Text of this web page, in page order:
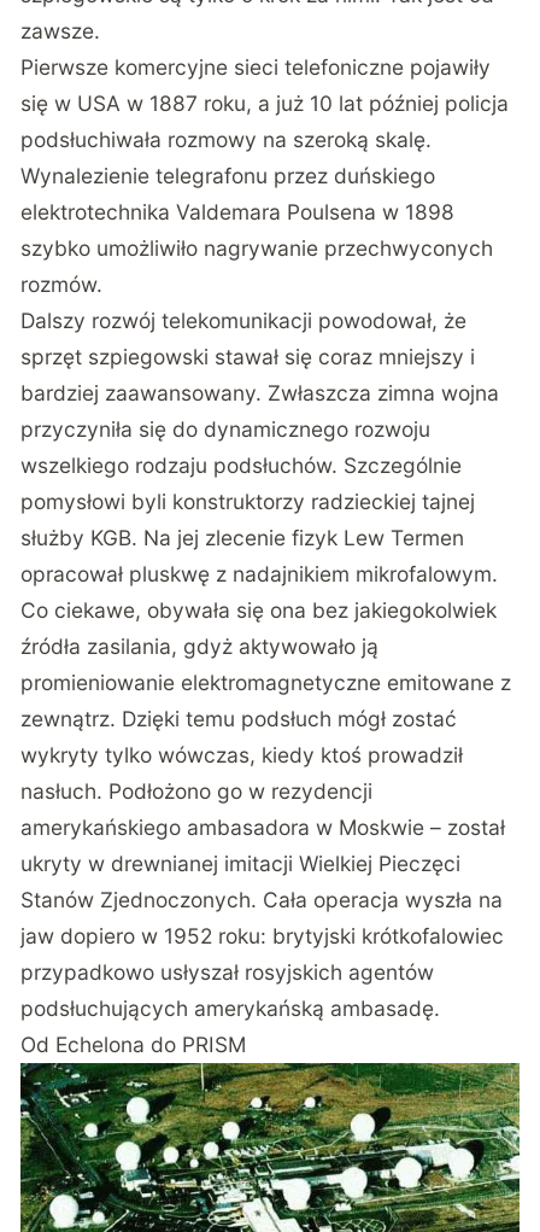
zawsze.
Pierwsze komercyjne sieci telefoniczne pojawiły
się w USA w 1887 roku, a już 10 lat później policja
podsłuchiwała rozmowy na szeroką skalę.
Wynalezienie telegrafonu przez duńskiego
elektrotechnika Valdemara Poulsena w 1898
szybko umożliwiło nagrywanie przechwyconych
rozmów.
Dalszy rozwój telekomunikacji powodował, że
sprzęt szpiegowski stawał się coraz mniejszy i
bardziej zaawansowany. Zwłaszcza zimna wojna
przyczyniła się do dynamicznego rozwoju
wszelkiego rodzaju podsłuchów. Szczególnie
pomysłowi byli konstruktorzy radzieckiej tajnej
służby KGB. Na jej zlecenie fizyk Lew Termen
opracował pluskwę z nadajnikiem mikrofalowym.
Co ciekawe, obywała się ona bez jakiegokolwiek
źródła zasilania, gdyż aktywowało ją
promieniowanie elektromagnetyczne emitowane z
zewnątrz. Dzięki temu podsłuch mógł zostać
wykryty tylko wówczas, kiedy ktoś prowadził
nasłuch. Podłożono go w rezydencji
amerykańskiego ambasadora w Moskwie – został
ukryty w drewnianej imitacji Wielkiej Pieczęci
Stanów Zjednoczonych. Cała operacja wyszła na
jaw dopiero w 1952 roku: brytyjski krótkofalowiec
przypadkowo usłyszał rosyjskich agentów
podsłuchujących amerykańską ambasadę.
Od Echelona do PRISM